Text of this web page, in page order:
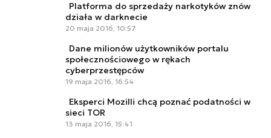
Platforma do sprzedaży narkotyków znów
działa w darknecie
20 maja 2016, 10:57
Dane milionów użytkowników portalu
społecznościowego w rękach
cyberprzestępców
19 maja 2016, 16:54
Eksperci Mozilli chcą poznać podatności w
sieci TOR
13 maja 2016, 15:41